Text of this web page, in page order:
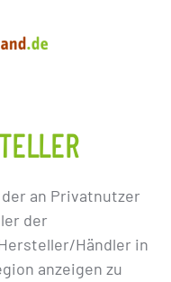
an Privatnutzer
der
Händler in
anzeigen zu